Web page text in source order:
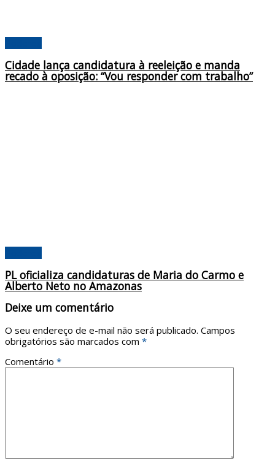
Cidade lança candidatura à reeleição e manda
recado à oposição: “Vou responder com trabalho”
PL oficializa candidaturas de Maria do Carmo e
Alberto Neto no Amazonas
Deixe um comentário
O seu endereço de e-mail não será publicado. Campos
obrigatórios são marcados com *
Comentário *